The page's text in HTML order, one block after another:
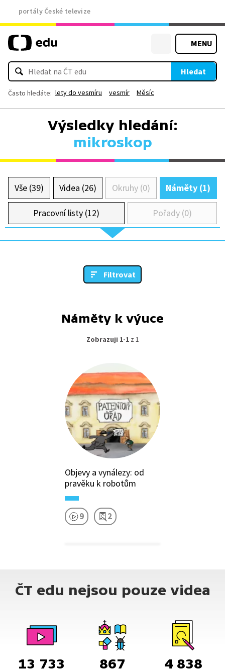
portály České televize
MENU
Hledat
Často hledáte: lety do vesmíru vesmír Měsíc
Výsledky hledání:
mikroskop
Vše (39) Videa (26) Okruhy (0) Náměty (1)
Pracovní listy (12) Pořady (0)
Filtrovat
Náměty k výuce
Zobrazuji 1-1z 1
Objevy a vynálezy: od
pravěku k robotům
9 2
ČT edu nejsou pouze videa
13 733 867 4 838